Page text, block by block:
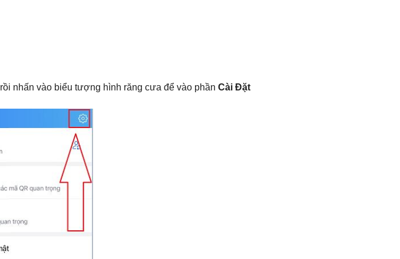
rồi nhấn vào biểu tượng hình răng cưa để vào phần Cài Đặt